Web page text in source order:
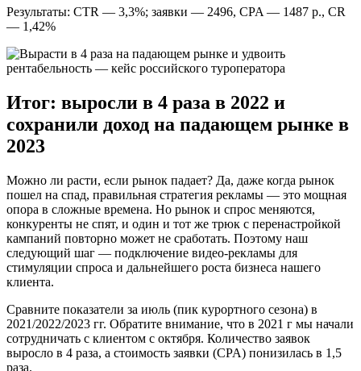
Результаты: CTR — 3,3%; заявки — 2496, CPA — 1487 р., CR
— 1,42%
Итог: выросли в 4 раза в 2022 и
сохранили доход на падающем рынке в
2023
Можно ли расти, если рынок падает? Да, даже когда рынок
пошел на спад, правильная стратегия рекламы — это мощная
опора в сложные времена. Но рынок и спрос меняются,
конкуренты не спят, и один и тот же трюк с перенастройкой
кампаний повторно может не сработать. Поэтому наш
следующий шаг — подключение видео-рекламы для
стимуляции спроса и дальнейшего роста бизнеса нашего
клиента.
Сравните показатели за июль (пик курортного сезона) в
2021/2022/2023 гг. Обратите внимание, что в 2021 г мы начали
сотрудничать с клиентом с октября. Количество заявок
выросло в 4 раза, а стоимость заявки (CPA) понизилась в 1,5
раза.